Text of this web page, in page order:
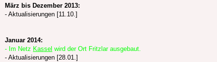
März bis Dezember 2013:
- Aktualisierungen [11.10.]
Januar 2014:
- Im Netz Kassel wird der Ort Fritzlar ausgebaut.
- Aktualisierungen [28.01.]